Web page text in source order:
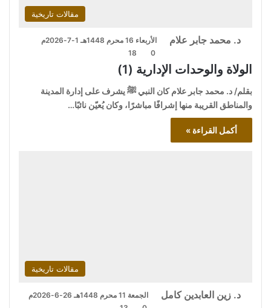
مقالات تاريخية
د. محمد جابر علام
الأربعاء 16 محرم 1448هـ 1-7-2026م
0
18
الولاة والوحدات الإدارية (1)
بقلم/ د. محمد جابر علام كان النبي ﷺ يشرف على إدارة المدينة
والمناطق القريبة منها إشرافًا مباشرًا، وكان يُعيّن نائبًا…
أكمل القراءة »
مقالات تاريخية
د. زين العابدين كامل
الجمعة 11 محرم 1448هـ 26-6-2026م